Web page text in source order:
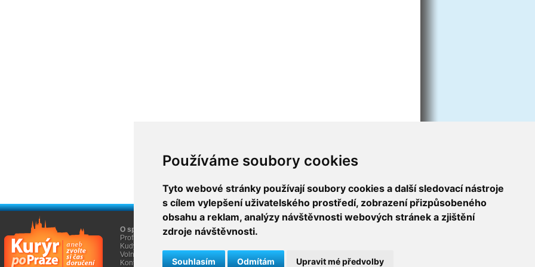
Používáme soubory cookies
Tyto webové stránky používají soubory cookies a další sledovací nástroje
s cílem vylepšení uživatelského prostředí, zobrazení přizpůsobeného
obsahu a reklam, analýzy návštěvnosti webových stránek a zjištění
zdroje návštěvnosti.
Souhlasím Odmítám Upravit mé předvolby
O společnosti
Profil firmy AGEM
Kudy k nám
Volná místa
Kontakty
O nákupu
Obchodní informace